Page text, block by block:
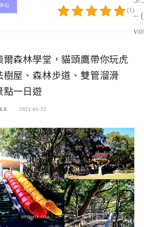
–
(1)
爾森林學堂，貓頭鷹帶你玩虎
樹屋、森林步道、雙管溜滑
點一日遊
2021-01-22